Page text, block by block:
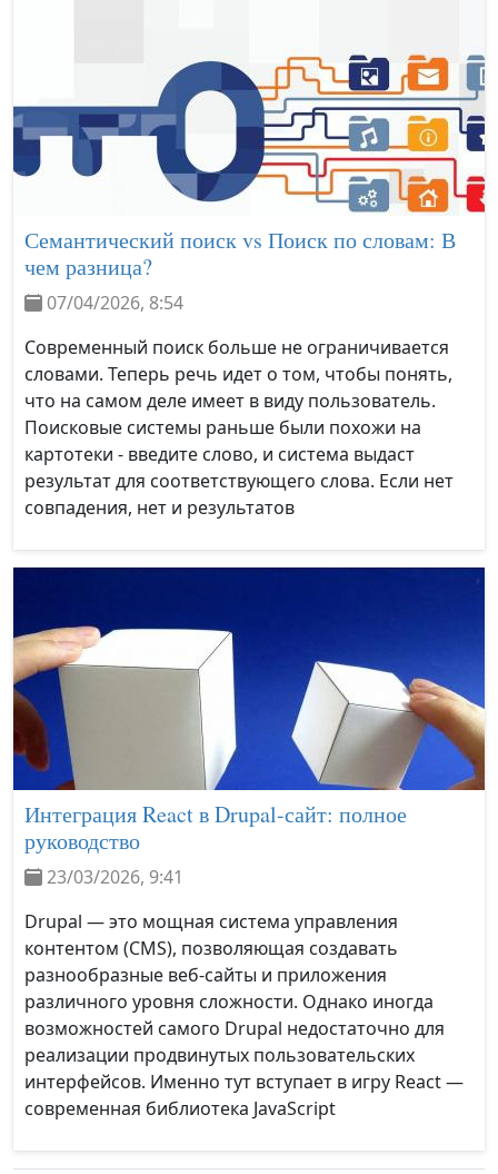
Семантический поиск vs Поиск по словам: В
чем разница?
07/04/2026, 8:54
Современный поиск больше не ограничивается
словами. Теперь речь идет о том, чтобы понять,
что на самом деле имеет в виду пользователь.
Поисковые системы раньше были похожи на
картотеки - введите слово, и система выдаст
результат для соответствующего слова. Если нет
совпадения, нет и результатов
Интеграция React в Drupal-сайт: полное
руководство
23/03/2026, 9:41
Drupal — это мощная система управления
контентом (CMS), позволяющая создавать
разнообразные веб-сайты и приложения
различного уровня сложности. Однако иногда
возможностей самого Drupal недостаточно для
реализации продвинутых пользовательских
интерфейсов. Именно тут вступает в игру React —
современная библиотека JavaScript